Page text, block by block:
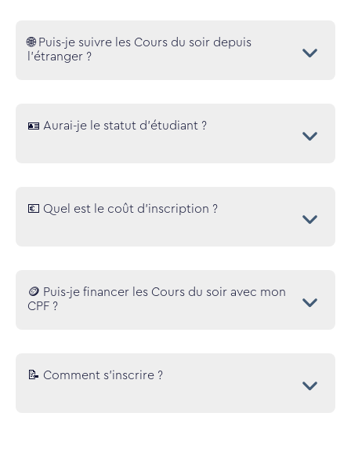
🌐 Puis-je suivre les Cours du soir depuis
l'étranger ?
🪪 Aurai-je le statut d'étudiant ?
💶 Quel est le coût d’inscription ?
🪙 Puis-je financer les Cours du soir avec mon
CPF ?
📝 Comment s’inscrire ?